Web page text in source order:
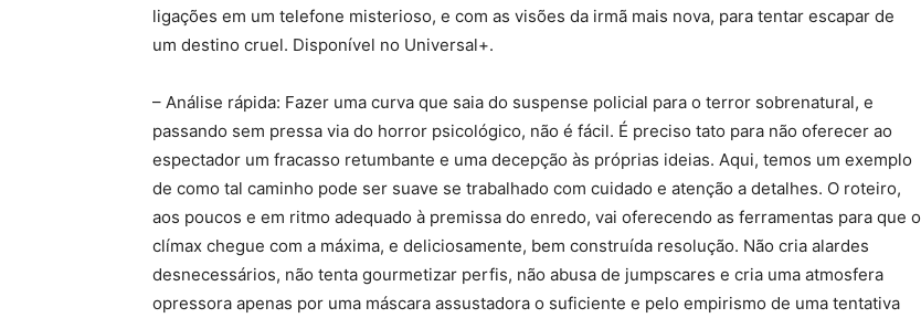
ligações em um telefone misterioso, e com as visões da irmã mais nova, para tentar escapar de
um destino cruel. Disponível no Universal+.
– Análise rápida: Fazer uma curva que saia do suspense policial para o terror sobrenatural, e
passando sem pressa via do horror psicológico, não é fácil. É preciso tato para não oferecer ao
espectador um fracasso retumbante e uma decepção às próprias ideias. Aqui, temos um exemplo
de como tal caminho pode ser suave se trabalhado com cuidado e atenção a detalhes. O roteiro,
aos poucos e em ritmo adequado à premissa do enredo, vai oferecendo as ferramentas para que o
clímax chegue com a máxima, e deliciosamente, bem construída resolução. Não cria alardes
desnecessários, não tenta gourmetizar perfis, não abusa de jumpscares e cria uma atmosfera
opressora apenas por uma máscara assustadora o suficiente e pelo empirismo de uma tentativa